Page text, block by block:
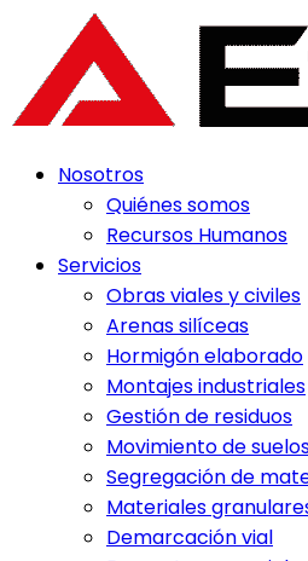
Nosotros
Quiénes somos
Recursos Humanos
Servicios
Obras viales y civiles
Arenas silíceas
Hormigón elaborado
Montajes industriales
Gestión de residuos
Movimiento de
Segregación de
Materiales
Demarcación vial